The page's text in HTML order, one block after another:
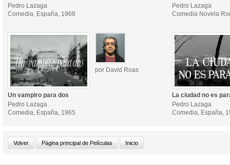
Pedro Lazaga
Comedia, España, 1968
Pedro Lazaga
Comedia Novela
por David Roas
Un vampiro para dos
Pedro Lazaga
Comedia, España, 1965
La ciudad no es
Pedro Lazaga
Comedia, España,